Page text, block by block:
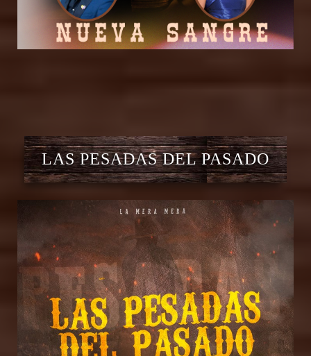
LAS PESADAS DEL PASADO